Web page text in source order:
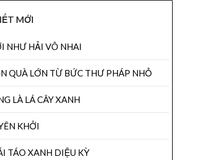
MỚI
NHƯ HẢI VÔ NHAI
QUÀ LỚN TỪ BỨC THƯ PHÁP NHỎ
LÀ LÁ CÂY XANH
KHỞI
TÁO XANH DIỆU KỲ